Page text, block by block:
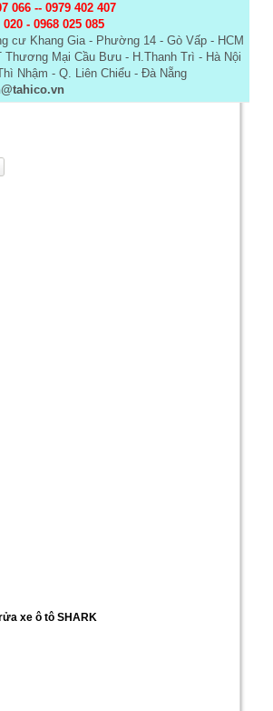
066 -- 0979 402 407
020 - 0968 025 085
cư Khang Gia - Phường 14 - Gò Vấp - HCM
Thương Mại Cầu Bưu - H.Thanh Trì - Hà Nội
Nhậm - Q. Liên Chiểu - Đà Nẵng
xe ô tô SHARK